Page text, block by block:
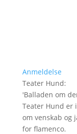
Anmeldelse
Teater Hund:
'Balladen om
Teater Hund er
om venskab og
for flamenco.